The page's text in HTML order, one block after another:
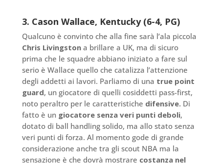
3. Cason Wallace, Kentucky (6-4, PG)
Qualcuno è convinto che alla fine sarà l’ala piccola
Chris Livingstona brillare a UK, ma di sicuro
prima che le squadre abbiano iniziato a fare sul
serio è Wallace quello che catalizza l’attenzione
degli addetti ai lavori. Parliamo di una true point
guard, un giocatore di quelli cosiddetti pass-first,
noto peraltro per le caratteristiche difensive.Di
fatto è ungiocatore senza veri punti deboli,
dotato di ball handling solido, ma allo stato senza
veri punti di forza. Al momento gode di grande
considerazione anche tra gli scout NBA ma la
sensazione è che dovrà mostrare costanza nel